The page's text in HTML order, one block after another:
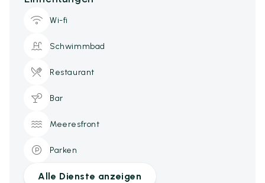
Wi-fi
Schwimmbad
Restaurant
Bar
Meeresfront
Parken
Alle Dienste anzeigen